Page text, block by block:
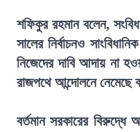
শফিকুর রহমান বলেন,
সালের নির্বাচনও
নিজেদের দাবি আদায় না
রাজপথে আন্দোলনে নেমেছে
বর্তমান সরকারের বিরুদ্ধে